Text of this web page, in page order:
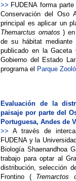
>> FUDENA forma
Conservación del Oso
principal es aplicar un
Themarctus ornatos )
de su hábitat
publicado en la
Gobierno del Estado
programa el Parque
Evaluación de la
paisaje por parte del
Portuguesa, Andes de
>>
A través
de
FUDENA y la
Biología Shaenandhoa
trabajo para optar al
distribución, selección
Frontino ( Tremarctos